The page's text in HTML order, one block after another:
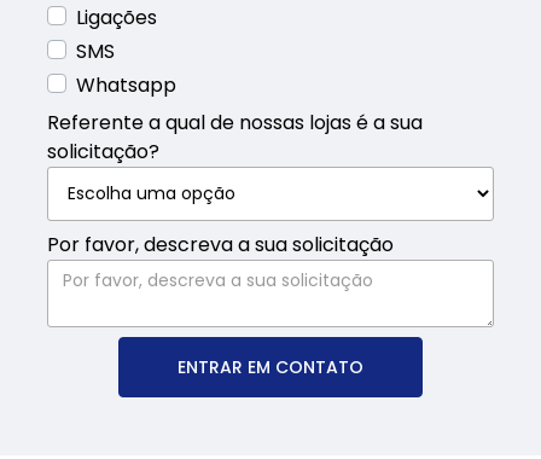
Ligações
SMS
Whatsapp
Referente a qual de nossas lojas é a sua
solicitação?
Por favor, descreva a sua solicitação
ENTRAR EM CONTATO